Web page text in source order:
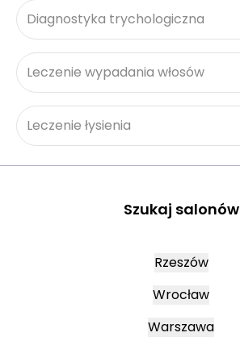
Diagnostyka trychologiczna
Leczenie wypadania włosów
Leczenie łysienia
Szukaj salonów
Rzeszów
Wrocław
Warszawa